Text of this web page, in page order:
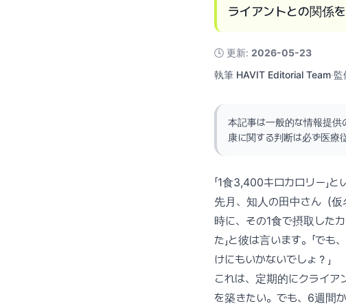
ライアントとの関係
🕓 更新: 2026-05-23
執筆 HAVIT Editorial Team·監
本記事は一般的な情報提供
康に関する判断は必ず医療
「1食3,400キロカロリー」と
先月、知人の田中さん（
時に、その1食で摂取した
た」と彼は言います。「で
けにもいかないでしょ？」
これは、定期的にクライ
を築きたい。でも、6週間